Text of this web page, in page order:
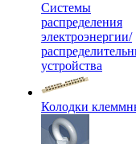
Системы
распределения
электроэнергии/
устройства
Колодки